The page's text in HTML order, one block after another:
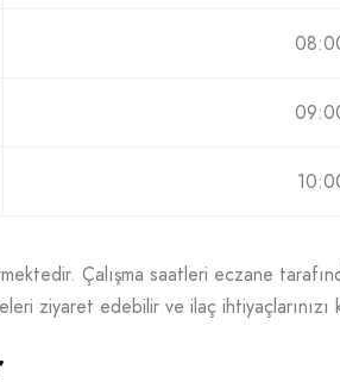
Çalışma saatleri eczane
ziyaret edebilir ve ilaç ihtiyaçlarınızı